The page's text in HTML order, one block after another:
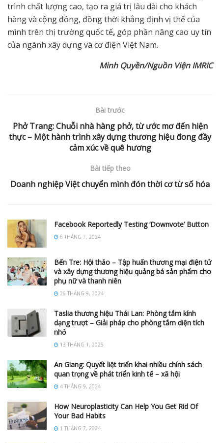
trình chất lượng cao, tạo ra giá trị lâu dài cho khách
hàng và cộng đồng, đồng thời khẳng định vị thế của
mình trên thị trường quốc tế, góp phần nâng cao uy tín
của ngành xây dựng và cơ điện Việt Nam.
Minh Quyền/Nguồn Viện IMRIC
Bài trước
Phở Trang: Chuỗi nhà hàng phở, từ ước mơ đến hiện
thực – Một hành trình xây dựng thương hiệu đong đầy
cảm xúc về quê hương
Bài tiếp theo
Doanh nghiệp Việt chuyển mình đón thời cơ từ số hóa
Facebook Reportedly Testing ‘Downvote’ Button
6 THÁNG 7, 2024
Bến Tre: Hội thảo – Tập huấn thương mại điện tử
và xây dựng thương hiệu quảng bá sản phẩm cho
phụ nữ và thanh niên
26 THÁNG 9, 2024
Taslia thương hiệu Thái Lan: Phòng tắm kính
dạng trượt – Giải pháp cho phòng tắm diện tích
nhỏ
13 THÁNG 1, 2025
An Giang: Quyết liệt triển khai nhiều chính sách
quan trọng về phát triển kinh tế – xã hội
4 THÁNG 9, 2024
How Neuroplasticity Can Help You Get Rid Of
Your Bad Habits
1 THÁNG 7, 2024